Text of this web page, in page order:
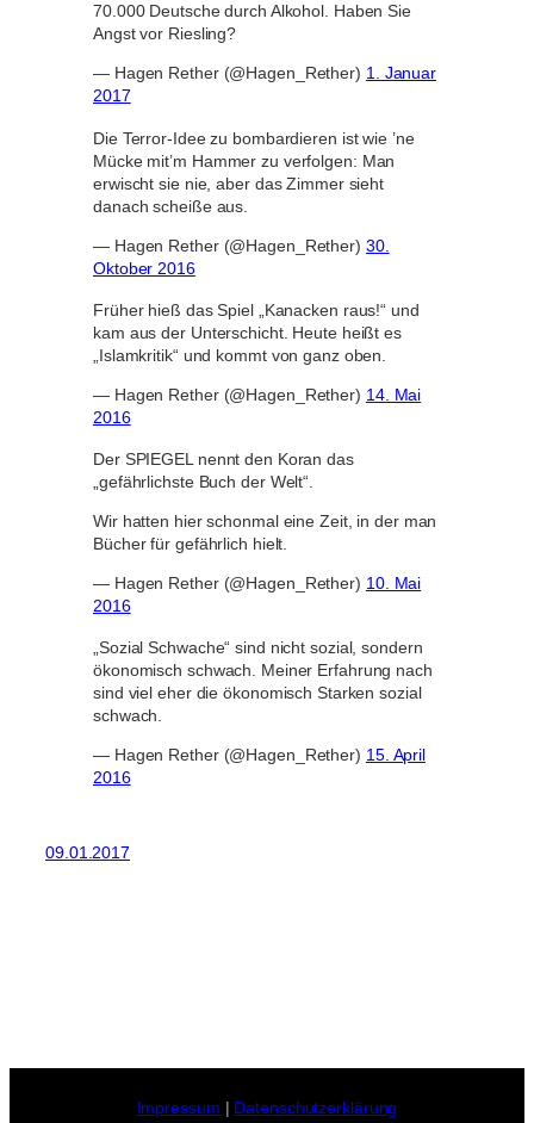
70.000 Deutsche durch Alkohol. Haben Sie
Angst vor Riesling?
— Hagen Rether (@Hagen_Rether) 1. Januar
2017
Die Terror-Idee zu bombardieren ist wie ’ne
Mücke mit’m Hammer zu verfolgen: Man
erwischt sie nie, aber das Zimmer sieht
danach scheiße aus.
— Hagen Rether (@Hagen_Rether) 30.
Oktober 2016
Früher hieß das Spiel „Kanacken raus!“ und
kam aus der Unterschicht. Heute heißt es
„Islamkritik“ und kommt von ganz oben.
— Hagen Rether (@Hagen_Rether) 14. Mai
2016
Der SPIEGEL nennt den Koran das
„gefährlichste Buch der Welt“.
Wir hatten hier schonmal eine Zeit, in der man
Bücher für gefährlich hielt.
— Hagen Rether (@Hagen_Rether) 10. Mai
2016
„Sozial Schwache“ sind nicht sozial, sondern
ökonomisch schwach. Meiner Erfahrung nach
sind viel eher die ökonomisch Starken sozial
schwach.
— Hagen Rether (@Hagen_Rether) 15. April
2016
09.01.2017
Impressum | Datenschutzerklärung